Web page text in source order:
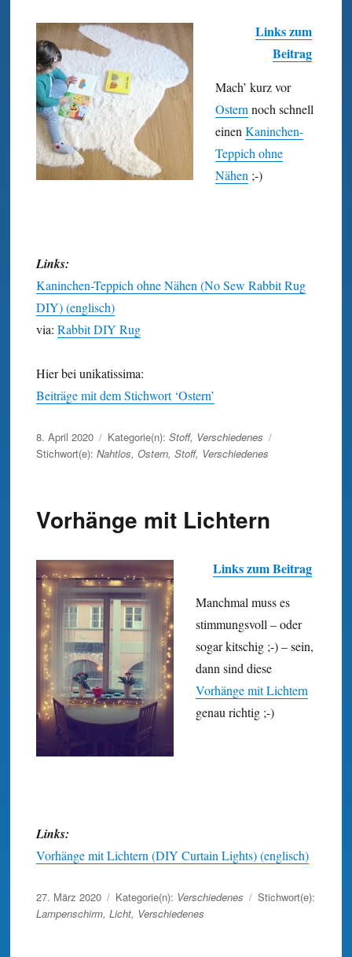
Links zum
Beitrag
Mach’ kurz vor
Osternnoch schnell
einenKaninchen-
Teppich ohne
Nähen;-)
Links:
Kaninchen-Teppich ohne Nähen (No Sew Rabbit Rug
DIY) (englisch)
via: Rabbit DIY Rug
Hier bei unikatissima:
Beiträge mit dem Stichwort ‘Ostern’
Veröffentlicht
am
8. April 2020 Kategorie(n): Stoff, Verschiedenes
Stichwort(e): Nahtlos, Ostern, Stoff, Verschiedenes
Vorhänge mit Lichtern
Links zum Beitrag
Manchmal muss es
stimmungs­voll – oder
sogar kitschig ;-) – sein,
dann sind diese
Vorhänge mit Lichtern
genau richtig ;-)
Links:
Vorhänge mit Lichtern (DIY Curtain Lights) (englisch)
Veröffentlicht
am
27. März 2020 Kategorie(n): Verschiedenes
Stichwort(e):
Lampenschirm, Licht, Verschiedenes